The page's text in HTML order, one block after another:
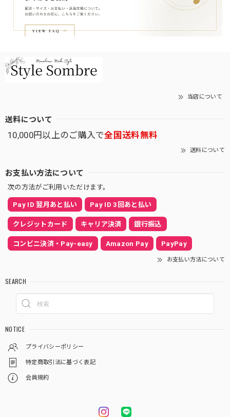
当店について
送料について
10,000円以上のご購入で全国送料無料
送料について
お支払い方法について
次の方法がご利用いただけます。
Pay ID 翌月あと払い Pay ID 3回あと払い
クレジットカード キャリア決済 銀行振込
コンビニ決済・Pay-easy Amazon Pay PayPay
お支払い方法について
SEARCH
NOTICE
プライバシーポリシー
特定商取引法に基づく表記
会員規約